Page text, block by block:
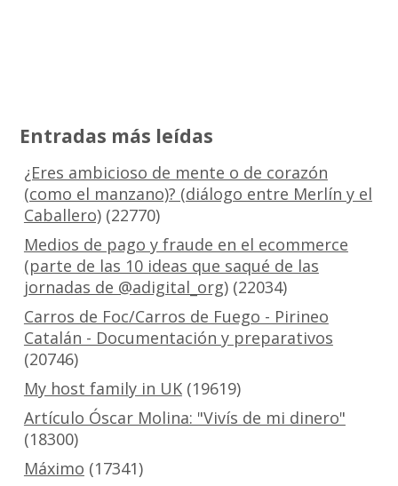
Entradas más leídas
¿Eres ambicioso de mente o de corazón
(como el manzano)? (diálogo entre Merlín y el
Caballero)(22770)
Medios de pago y fraude en el ecommerce
(parte de las 10 ideas que saqué de las
jornadas de @adigital_org)(22034)
Carros de Foc/Carros de Fuego - Pirineo
Catalán - Documentación y preparativos
(20746)
My host family in UK(19619)
Artículo Óscar Molina: "Vivís de mi dinero"
(18300)
Máximo (17341)